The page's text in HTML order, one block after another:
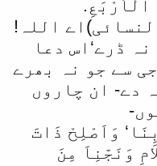
الْاَرْبَعِ.
اللہ!
ڈرے‘اس دعا
سے جو نہ بھرے
دے- ان چاروں
وَاَصْلِحْ ذَاتَ
وَنَجّنِاَ مِنَ